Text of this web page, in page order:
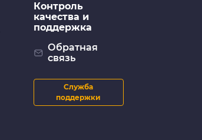
Контроль
качества и
поддержка
Обратная
связь
Служба
поддержки